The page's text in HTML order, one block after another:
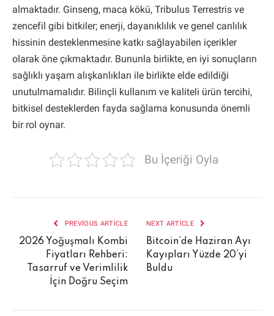
almaktadır. Ginseng, maca kökü, Tribulus Terrestris ve
zencefil gibi bitkiler; enerji, dayanıklılık ve genel canlılık
hissinin desteklenmesine katkı sağlayabilen içerikler
olarak öne çıkmaktadır. Bununla birlikte, en iyi sonuçların
sağlıklı yaşam alışkanlıkları ile birlikte elde edildiği
unutulmamalıdır. Bilinçli kullanım ve kaliteli ürün tercihi,
bitkisel desteklerden fayda sağlama konusunda önemli
bir rol oynar.
Bu İçeriği Oyla
PREVIOUS ARTICLE
2026 Yoğuşmalı Kombi
Fiyatları Rehberi:
Tasarruf ve Verimlilik
İçin Doğru Seçim
NEXT ARTICLE
Bitcoin’de Haziran Ayı
Kayıpları Yüzde 20’yi
Buldu